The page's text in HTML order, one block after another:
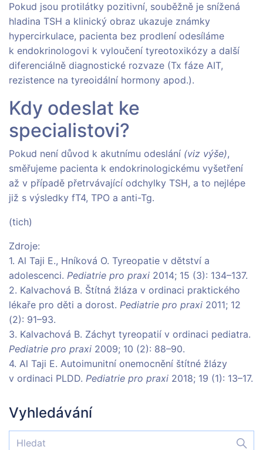
Pokud jsou protilátky pozitivní, souběžně je snížená
hladina TSH a klinický obraz ukazuje známky
hypercirkulace, pacienta bez prodlení odesíláme
k endokrinologovi k vyloučení tyreotoxikózy a další
diferenciálně diagnostické rozvaze (Tx fáze AIT,
rezistence na tyreoidální hormony apod.).
Kdy odeslat ke
specialistovi?
Pokud není důvod k akutnímu odeslání (viz výše),
směřujeme pacienta k endokrinologickému vyšetření
až v případě přetrvávající odchylky TSH, a to nejlépe
již s výsledky fT4, TPO a anti-Tg.
(tich)
Zdroje:
1. Al Taji E., Hníková O. Tyreopatie v dětství a
adolescenci. Pediatrie pro praxi 2014; 15 (3): 134–137.
2. Kalvachová B. Štítná žláza v ordinaci praktického
lékaře pro děti a dorost. Pediatrie pro praxi 2011; 12
(2): 91–93.
3. Kalvachová B. Záchyt tyreopatií v ordinaci pediatra.
Pediatrie pro praxi 2009; 10 (2): 88–90.
4. Al Taji E. Autoimunitní onemocnění štítné žlázy
v ordinaci PLDD. Pediatrie pro praxi 2018; 19 (1): 13–17.
Vyhledávání